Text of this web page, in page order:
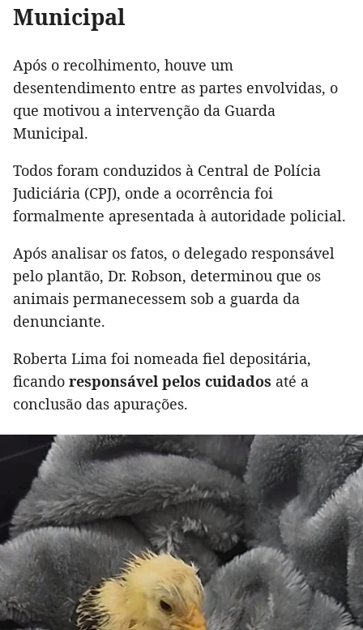
Municipal
Após o recolhimento, houve um
desentendimento entre as partes envolvidas, o
que motivou a intervenção da Guarda
Municipal.
Todos foram conduzidos à Central de Polícia
Judiciária (CPJ), onde a ocorrência foi
formalmente apresentada à autoridade policial.
Após analisar os fatos, o delegado responsável
pelo plantão, Dr. Robson, determinou que os
animais permanecessem sob a guarda da
denunciante.
Roberta Lima foi nomeada fiel depositária,
ficando responsável pelos cuidados até a
conclusão das apurações.